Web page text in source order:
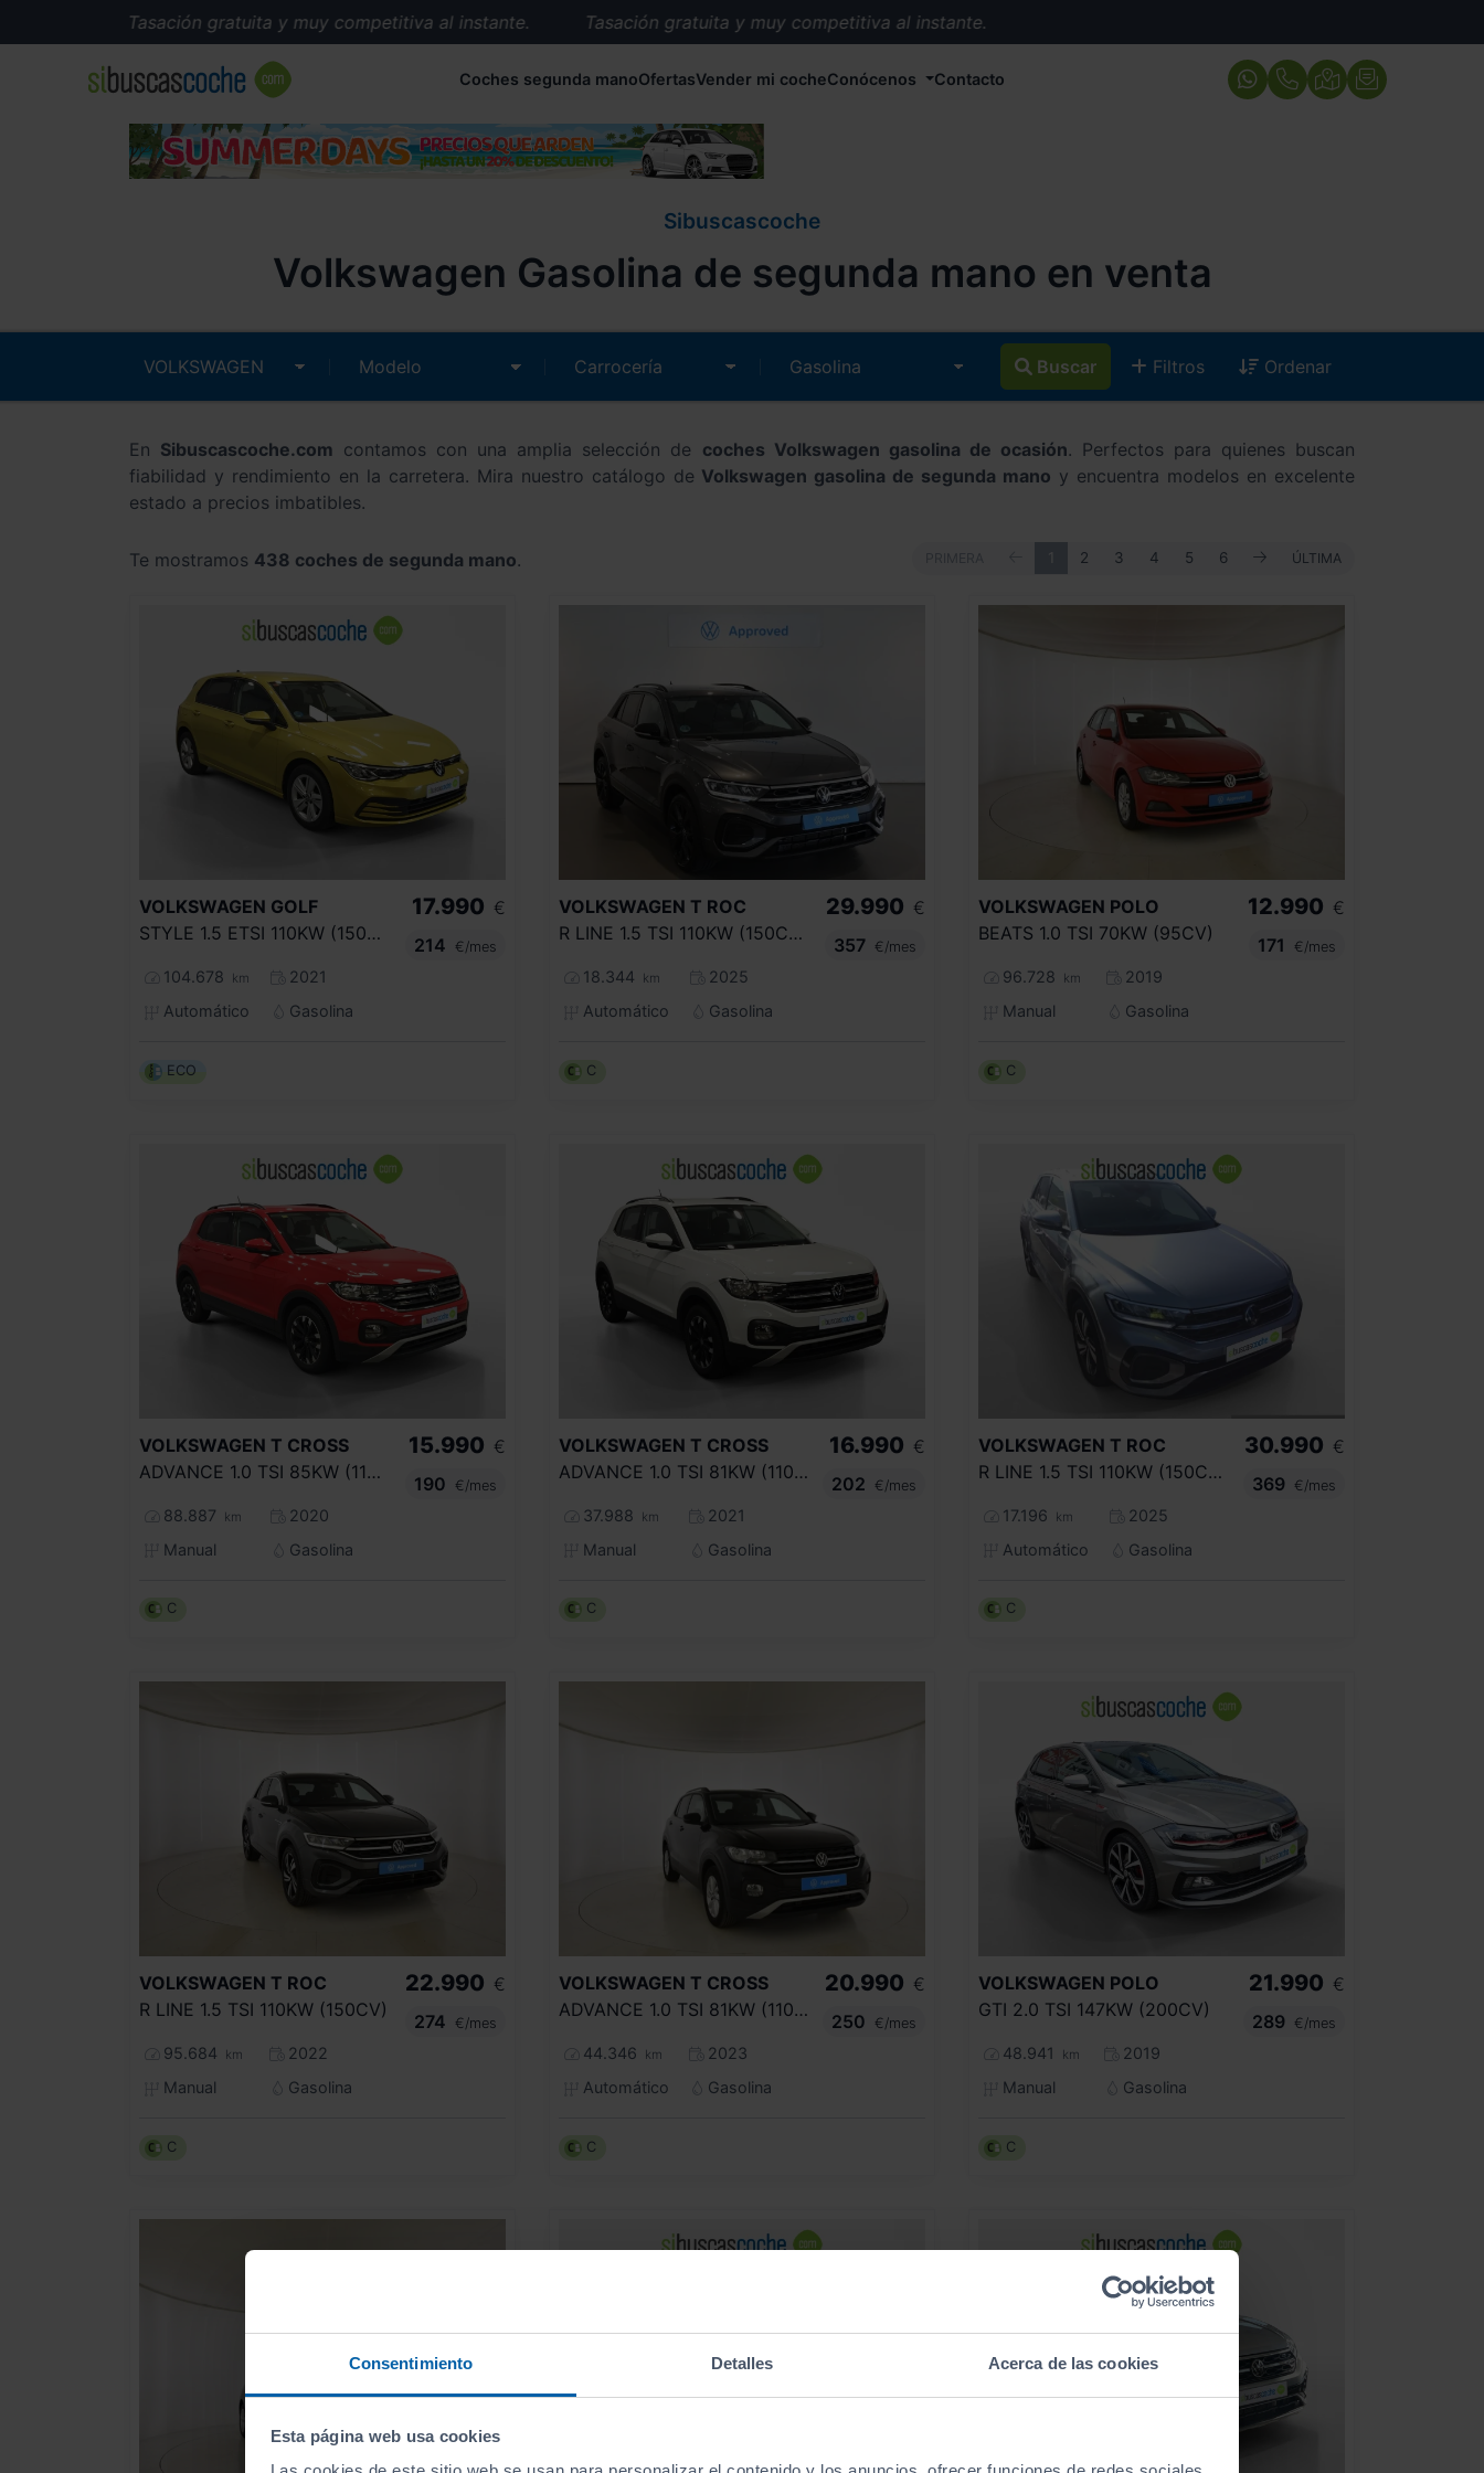
Consentimiento Detalles Acerca de las cookies
Esta página web usa cookies
Tasación gratuita y muy competitiva al instante.
Tasación gratuita y muy competitiva al instante.
Más de 5.000 conductores satisfechos.
Buscamos el coche que tu quieras.
Nos ocupamos de todos los trámites.
Compramos tu coche. Pago inmediato.
Coches segunda manoOfertasVender mi cocheConócenos Contacto
Sibuscascoche
Volkswagen Gasolina de segunda mano en venta
Buscar Filtros Ordenar
En Sibuscascoche.com contamos con una amplia selección de coches Volkswagen gasolina de ocasión. Perfectos para quienes buscan
fiabilidad y rendimiento en la carretera. Mira nuestro catálogo de Volkswagen gasolina de segunda mano y encuentra modelos en excelente
estado a precios imbatibles.
Te mostramos 438 coches de segunda mano. ANTERIOR
2 3 4 5 6 SIGUIENTE
ÚLTIMA
VOLKSWAGEN GOLF
STYLE 1.5 ETSI 110KW (150CV) DSG
104.678 km
2021
Automático
Gasolina
17.990 €
214
€/mes
ECO
VOLKSWAGEN T ROC
R LINE 1.5 TSI 110KW (150CV) DSG
18.344 km
2025
Automático
Gasolina
29.990 €
357
€/mes
C
VOLKSWAGEN POLO
BEATS 1.0 TSI 70KW (95CV)
96.728 km
2019
Manual
Gasolina
12.990 €
171
€/mes
C
VOLKSWAGEN T CROSS
ADVANCE 1.0 TSI 85KW (115CV)
88.887 km
2020
Manual
Gasolina
15.990 €
190
€/mes
C
VOLKSWAGEN T CROSS
ADVANCE 1.0 TSI 81KW (110CV)
37.988 km
2021
Manual
Gasolina
16.990 €
202
€/mes
C
VOLKSWAGEN T ROC
R LINE 1.5 TSI 110KW (150CV) DSG
17.196 km
2025
Automático
Gasolina
30.990 €
369
€/mes
C
VOLKSWAGEN T ROC
R LINE 1.5 TSI 110KW (150CV)
95.684 km
2022
Manual
Gasolina
22.990 €
274
€/mes
C
VOLKSWAGEN T CROSS
ADVANCE 1.0 TSI 81KW (110CV) DSG
44.346 km
2023
Automático
Gasolina
20.990 €
250
€/mes
C
VOLKSWAGEN POLO
GTI 2.0 TSI 147KW (200CV)
48.941 km
2019
Manual
Gasolina
21.990 €
289
€/mes
C